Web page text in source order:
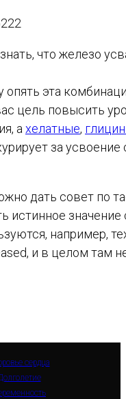
знать, что железо
опять эта
цель повысить
а хелатные,
за
дать совет по
истинное
например,
и в целом
сердца